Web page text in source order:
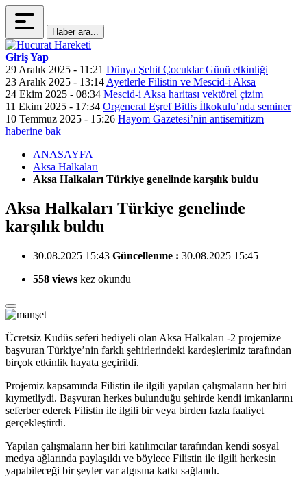
Haber ara...
Giriş Yap
29 Aralık 2025 - 11:21 Dünya Şehit Çocuklar Günü etkinliği
23 Aralık 2025 - 13:14 Ayetlerle Filistin ve Mescid-i Aksa
24 Ekim 2025 - 08:34 Mescid-i Aksa haritası vektörel çizim
11 Ekim 2025 - 17:34 Orgeneral Eşref Bitlis İlkokulu’nda seminer
10 Temmuz 2025 - 15:26 Hayom Gazetesi’nin antisemitizm
haberine bak
ANASAYFA
Aksa Halkaları
Aksa Halkaları Türkiye genelinde karşılık buldu
Aksa Halkaları Türkiye genelinde
karşılık buldu
30.08.2025 15:43 Güncellenme : 30.08.2025 15:45
558 views kez okundu
Ücretsiz Kudüs seferi hediyeli olan Aksa Halkaları -2 projemize
başvuran Türkiye’nin farklı şehirlerindeki kardeşlerimiz tarafından
birçok etkinlik hayata geçirildi.
Projemiz kapsamında Filistin ile ilgili yapılan çalışmaların her biri
kıymetliydi. Başvuran herkes bulunduğu şehirde kendi imkanlarını
seferber ederek Filistin ile ilgili bir veya birden fazla faaliyet
gerçekleştirdi.
Yapılan çalışmaların her biri katılımcılar tarafından kendi sosyal
medya ağlarında paylaşıldı ve böylece Filistin ile ilgili herkesin
yapabileceği bir şeyler var algısına katkı sağlandı.